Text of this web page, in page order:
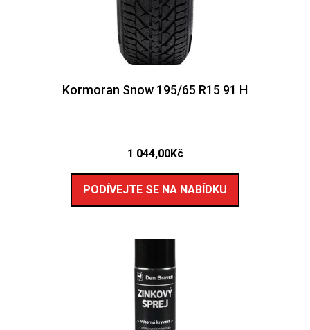
Kormoran Snow 195/65 R15 91 H
1 044,00Kč
PODÍVEJTE SE NA NABÍDKU